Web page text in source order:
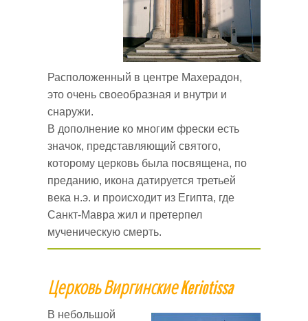
Расположенный в центре Maxеpaдон,
это очень своеобразная и внутри и
снаружи.
В дополнение ко многим фрески есть
значок, представляющий святого,
которому церковь была посвящена, по
преданию, икона датируется третьей
века н.э. и происходит из Египта, где
Санкт-Мавра жил и претерпел
мученическую смерть.
Церковь ВиргинскиеKeriotissa
В небольшой